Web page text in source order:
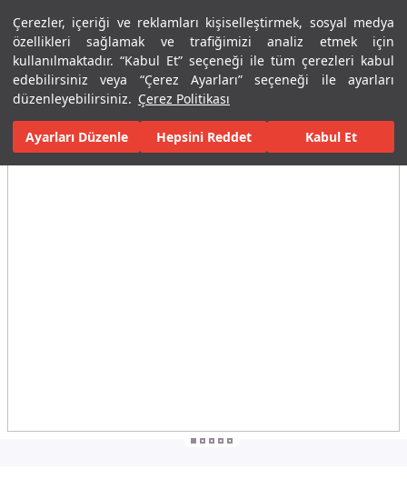
Çerezler, içeriği ve reklamları kişiselleştirmek, sosyal medya
özellikleri sağlamak ve trafiğimizi analiz etmek için
kullanılmaktadır. “Kabul Et” seçeneği ile tüm çerezleri kabul
edebilirsiniz veya “Çerez Ayarları” seçeneği ile ayarları
düzenleyebilirsiniz. Çerez Politikası
Ayarları Düzenle Hepsini Reddet Kabul Et
Menü Menü
Ana Sayfa Karolar Konut İçi Alanlar Banyo Seramikleri
Tüm Görseller(14)